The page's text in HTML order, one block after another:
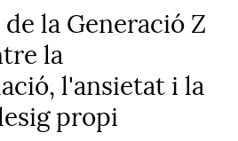
la Generació Z
la
l'ansietat i la
propi